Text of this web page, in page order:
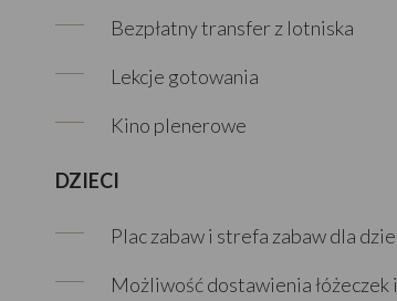
Bezpłatny transfer z lotniska
Lekcje gotowania
Kino plenerowe
DZIECI
Plac zabaw i strefa zabaw dla
Możliwość dostawienia łóżeczek